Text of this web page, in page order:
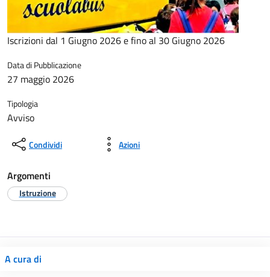
Iscrizioni dal 1 Giugno 2026 e fino al 30 Giugno 2026
Data di Pubblicazione
27 maggio 2026
Tipologia
Avviso
Condividi Azioni
Argomenti
Istruzione
A cura di